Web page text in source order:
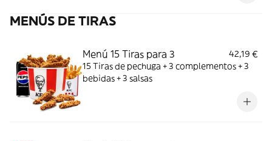
MENÚS DE TIRAS
Menú 15 Tiras para 3
42,19 €
15 Tiras de pechuga + 3 complementos + 3
bebidas + 3 salsas